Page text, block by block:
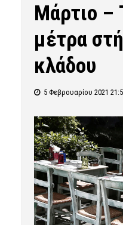
Μάρτιο –
μέτρα
κλάδου
5 Φεβρουαρίου 2021